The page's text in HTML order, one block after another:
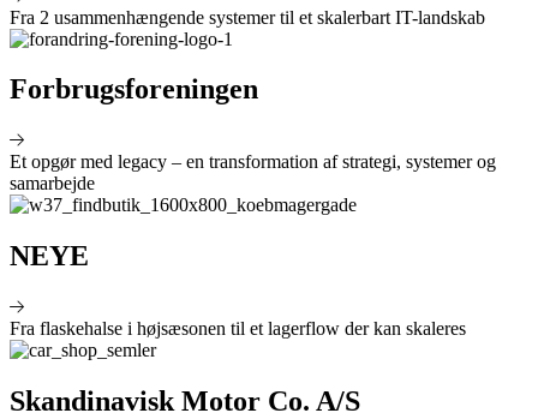
Fra 2 usammenhængende systemer til et skalerbart IT-landskab
Forbrugsforeningen
Et opgør med legacy – en transformation af strategi, systemer og
samarbejde
NEYE
Fra flaskehalse i højsæsonen til et lagerflow der kan skaleres
Skandinavisk Motor Co. A/S